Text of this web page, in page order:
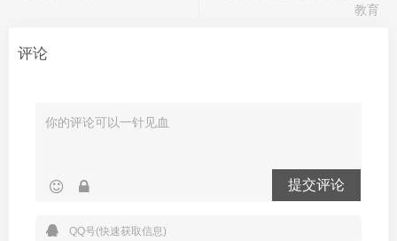
教育
评论
提交评论